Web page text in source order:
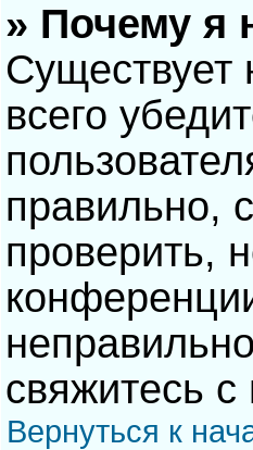
» Почему я
Существует
всего
правильно,
проверить,
свяжитесь
Вернуться к